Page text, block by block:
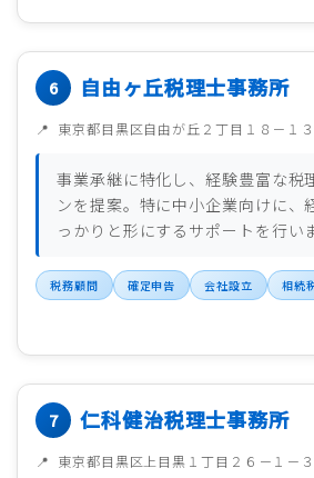
自由ヶ丘税理士事務所
東京都目黒区自由が丘２丁目１８－１
事業承継に特化し、経験豊富な税
ンを提案。特に中小企業向けに、
っかりと形にするサポートを行い
税務顧問 確定申告 会社設立 相続
仁科健治税理士事務所
東京都目黒区上目黒１丁目２６－１－３